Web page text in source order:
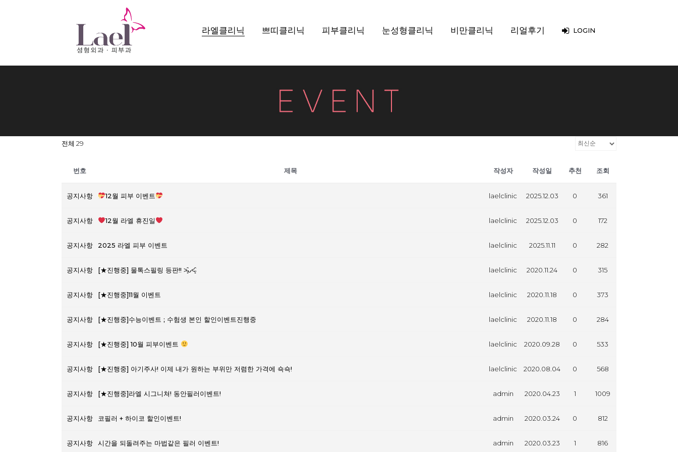
라엘클리닉 쁘띠클리닉 피부클리닉 눈성형클리닉 비만클리닉 리얼후기 LOGIN
전체 29
번호 제목 작성자 작성일 추천 조회
공지사항 12월 피부 이벤트 laelclinic 2025.12.03 0 361
공지사항 12월 라엘 휴진일 laelclinic 2025.12.03 0 172
공지사항 2025 라엘 피부 이벤트 laelclinic 2025.11.11 0 282
공지사항 [★진행중] 물톡스필링 등판!! ˃̵͈̑ᴗ˂̵͈̑ laelclinic 2020.11.24 0 315
공지사항 [★진행중]11월 이벤트 laelclinic 2020.11.18 0 373
공지사항 [★진행중]수능이벤트 ; 수험생 본인 할인이벤트진행중 laelclinic 2020.11.18 0 284
공지사항 [★진행중] 10월 피부이벤트 laelclinic 2020.09.28 0 533
공지사항 [★진행중] 아기주사! 이제 내가 원하는 부위만 저렴한 가격에 쇽쇽! laelclinic 2020.08.04 0 568
공지사항 [★진행중]라엘 시그니쳐! 동안필러이벤트! admin 2020.04.23 1 1009
공지사항 코필러 + 하이코 할인이벤트! admin 2020.03.24 0 812
공지사항 시간을 되돌려주는 마법같은 필러 이벤트! admin 2020.03.23 1 816